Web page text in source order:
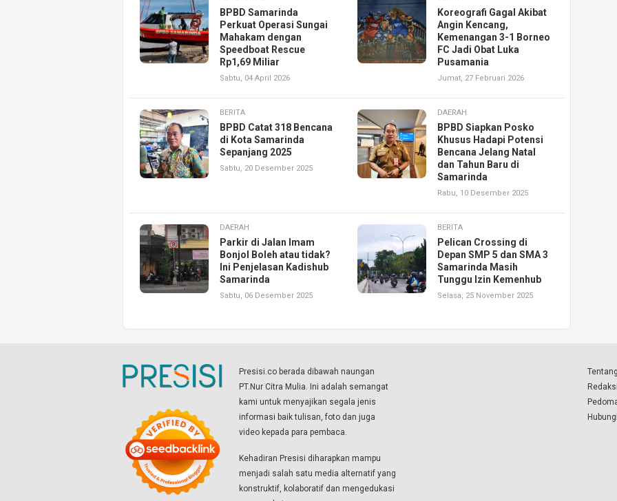
BPBD Samarinda
Perkuat Operasi Sungai
Mahakam dengan
Speedboat Rescue
Rp1,69 Miliar
Sabtu, 04 April 2026
Koreografi Gagal Akibat
Angin Kencang,
Kemenangan 3-1 Borneo
FC Jadi Obat Luka
Pusamania
Jumat, 27 Februari 2026
BERITA
BPBD Catat 318 Bencana
di Kota Samarinda
Sepanjang 2025
Sabtu, 20 Desember 2025
DAERAH
BPBD Siapkan Posko
Khusus Hadapi Potensi
Bencana Jelang Natal
dan Tahun Baru di
Samarinda
Rabu, 10 Desember 2025
DAERAH
Parkir di Jalan Imam
Bonjol Boleh atau tidak?
Ini Penjelasan Kadishub
Samarinda
Sabtu, 06 Desember 2025
BERITA
Pelican Crossing di
Depan SMP 5 dan SMA 3
Samarinda Masih
Tunggu Izin Kemenhub
Selasa, 25 November 2025
Presisi.co berada dibawah naungan
PT.Nur Citra Mulia. Ini adalah semangat
kami untuk menyajikan segala jenis
informasi baik tulisan, foto dan juga
video kepada para pembaca.
Kehadiran Presisi diharapkan mampu
menjadi salah satu media alternatif yang
konstruktif, kolaboratif dan mengedukasi
Redaksi